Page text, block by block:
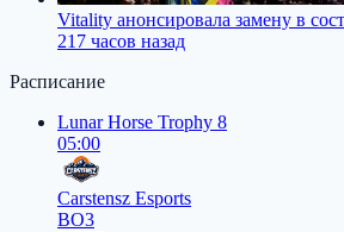
Vitality анонсировала замену в
217 часов назад
Расписание
Lunar Horse Trophy 8
05:00
Carstensz Esports
BO3